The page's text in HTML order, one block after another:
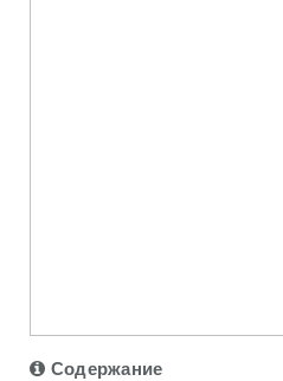
Содержание